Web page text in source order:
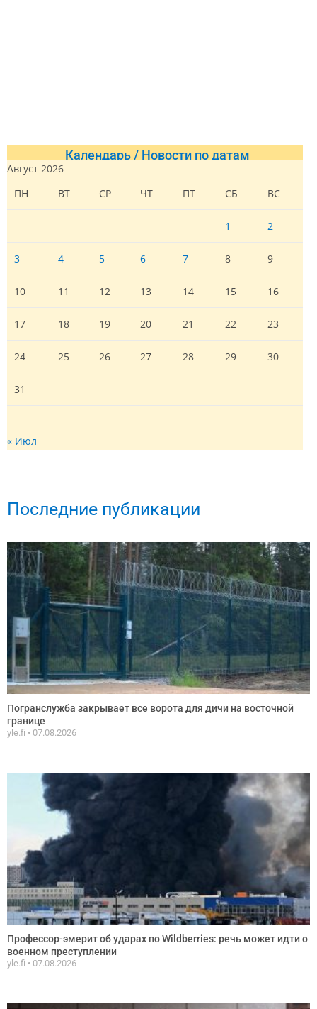
Календарь / Новости по датам
Август 2026
ПН
ВТ СР ЧТ ПТ СБ ВС
1 2
3 4 5 6 7 8 9
10 11 12 13 14 15 16
17 18 19 20 21 22 23
24 25 26 27 28 29 30
31
« Июл
Последние публикации
Погранслужба закрывает все ворота для дичи на восточной
границе
yle.fi 07.08.2026
Профессор-эмерит об ударах по Wildberries: речь может идти о
военном преступлении
yle.fi 07.08.2026